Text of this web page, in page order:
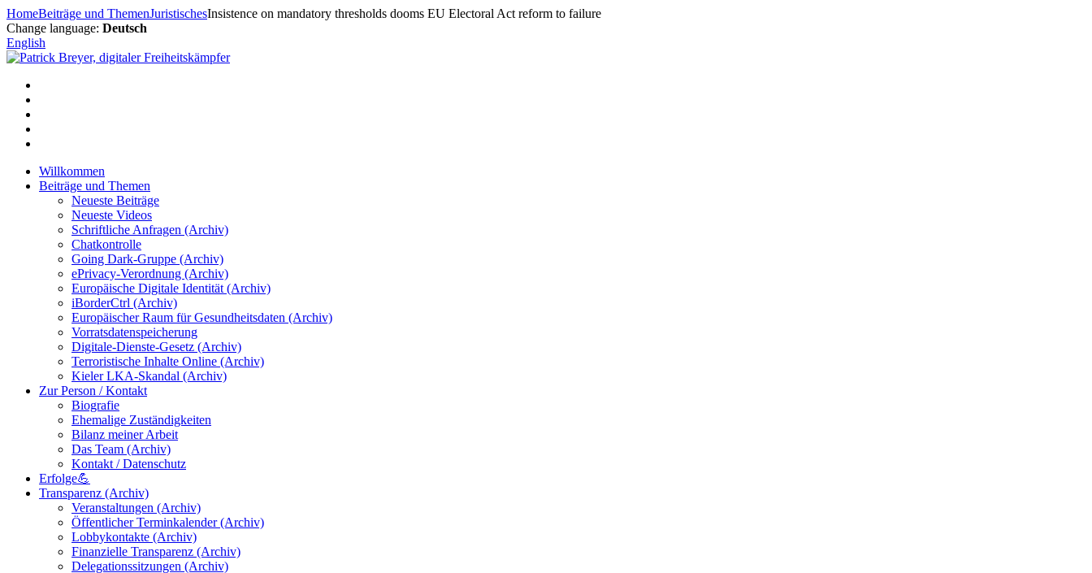
Zum
Inhalt
springen
HomeBeiträge und ThemenJuristischesInsistence on mandatory thresholds dooms EU Electoral Act reform to failure
Change language: Deutsch
English
Willkommen
Beiträge und Themen
Neueste Beiträge
Neueste Videos
Schriftliche Anfragen (Archiv)
Chatkontrolle
Going Dark-Gruppe (Archiv)
ePrivacy-Verordnung (Archiv)
Europäische Digitale Identität (Archiv)
iBorderCtrl (Archiv)
Europäischer Raum für Gesundheitsdaten (Archiv)
Vorratsdatenspeicherung
Digitale-Dienste-Gesetz (Archiv)
Terroristische Inhalte Online (Archiv)
Kieler LKA-Skandal (Archiv)
Zur Person / Kontakt
Biografie
Ehemalige Zuständigkeiten
Bilanz meiner Arbeit
Das Team (Archiv)
Kontakt / Datenschutz
Erfolge💪
Transparenz (Archiv)
Veranstaltungen (Archiv)
Öffentlicher Terminkalender (Archiv)
Lobbykontakte (Archiv)
Finanzielle Transparenz (Archiv)
Delegationssitzungen (Archiv)